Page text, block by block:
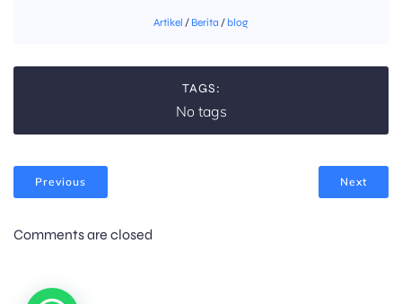
Artikel / Berita / blog
TAGS:
No tags
Previous Next
Comments are closed